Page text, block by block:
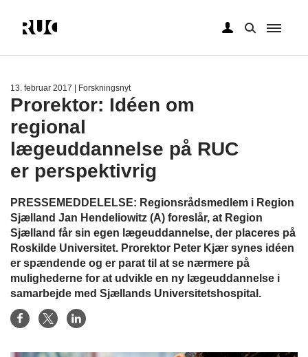
13. februar 2017 | Forskningsnyt
Prorektor: Idéen om
regional
lægeuddannelse på RUC
er perspektivrig
PRESSEMEDDELELSE: Regionsrådsmedlem i Region
Sjælland Jan Hendeliowitz (A) foreslår, at Region
Sjælland får sin egen lægeuddannelse, der placeres på
Roskilde Universitet. Prorektor Peter Kjær synes idéen
er spændende og er parat til at se nærmere på
mulighederne for at udvikle en ny lægeuddannelse i
samarbejde med Sjællands Universitetshospital.